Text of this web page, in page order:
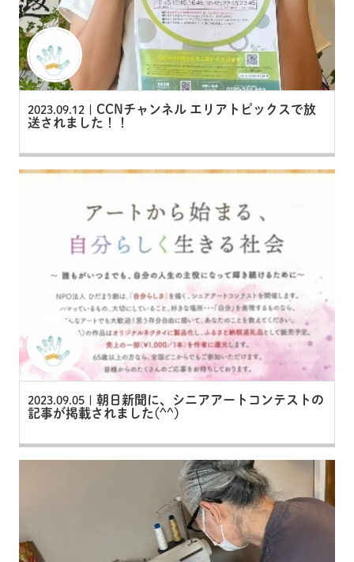
2023.09.12 | CCNチャンネル エリアトピックスで放
送されました！！
2023.09.05 | 朝日新聞に、シニアアートコンテストの
記事が掲載されました(^^)